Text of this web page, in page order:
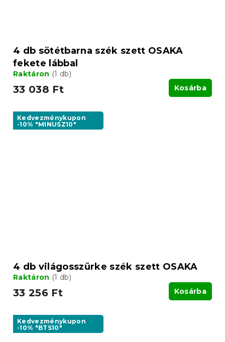
4 db sötétbarna szék szett OSAKA
fekete lábbal
Raktáron (1 db)
33 038 Ft Kosárba
Kedvezménykupon
-10% "MINUSZ10"
4 db világosszürke szék szett OSAKA
Raktáron (1 db)
33 256 Ft Kosárba
Kedvezménykupon
-10% "BTS10"